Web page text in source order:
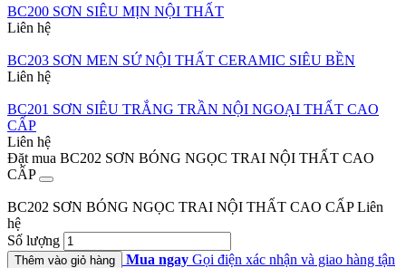
BC200 SƠN SIÊU MỊN NỘI THẤT
Liên hệ
BC203 SƠN MEN SỨ NỘI THẤT CERAMIC SIÊU BỀN
Liên hệ
BC201 SƠN SIÊU TRẮNG TRẦN NỘI NGOẠI THẤT CAO
CẤP
Liên hệ
Đặt mua BC202 SƠN BÓNG NGỌC TRAI NỘI THẤT CAO
CẤP
BC202 SƠN BÓNG NGỌC TRAI NỘI THẤT CAO CẤP Liên
hệ
Số lượng
Thêm vào giỏ hàng Mua ngay Gọi điện xác nhận và giao hàng tận